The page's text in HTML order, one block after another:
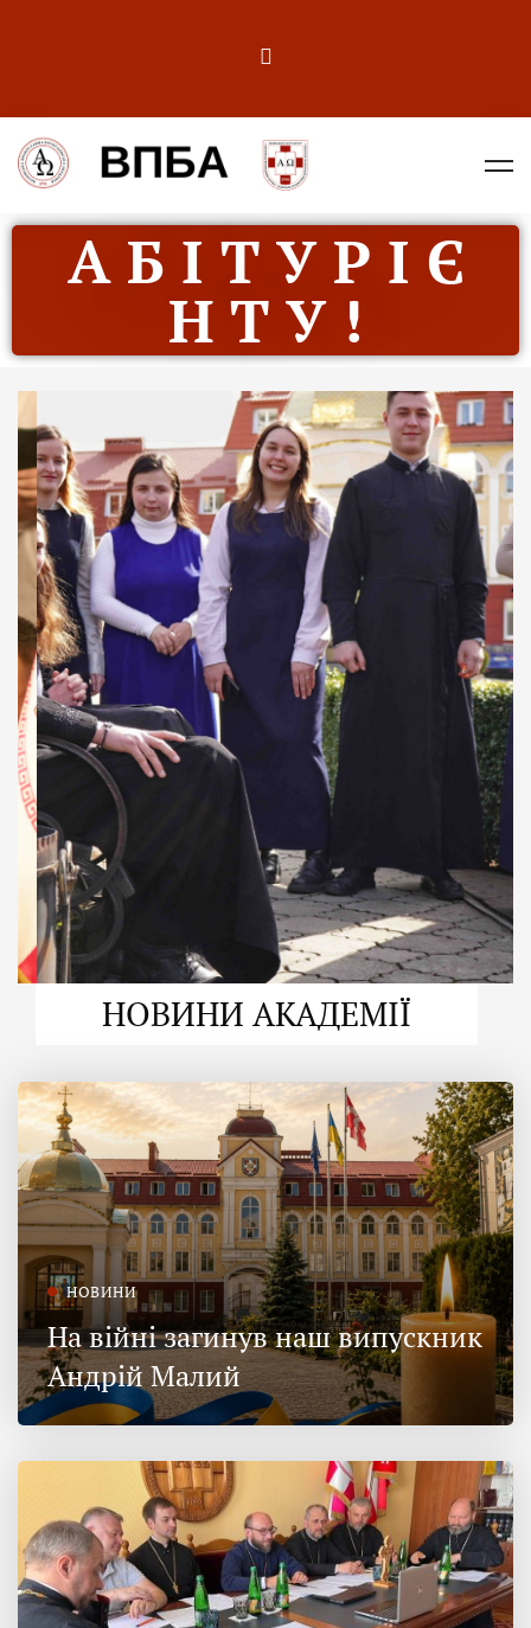
А Б І Т У Р І Є
Н Т У !
ДУХОВНО СИЛЬНІ!
ВПБА — спільнота, де
формується
покликання
Читати більше
НОВИНИ АКАДЕМІЇ
НОВИНИ
На війні загинув наш випускник
Андрій Малий